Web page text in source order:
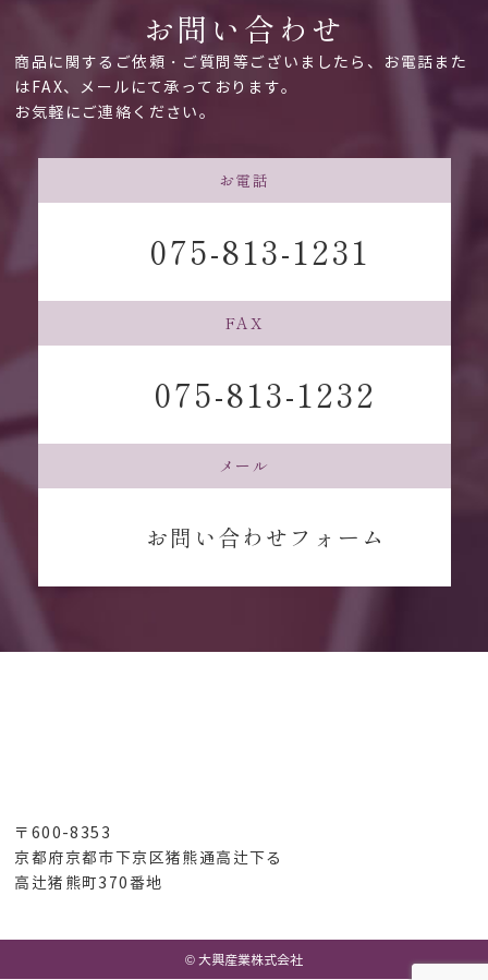
お問い合わせ
商品に関するご依頼・ご質問等ございましたら、お電話また
はFAX、メールにて承っております。
お気軽にご連絡ください。
お電話
075-813-1231
FAX
075-813-1232
メール
お問い合わせフォーム
〒600-8353
京都府京都市下京区猪熊通高辻下る
高辻猪熊町370番地
© 大興産業株式会社